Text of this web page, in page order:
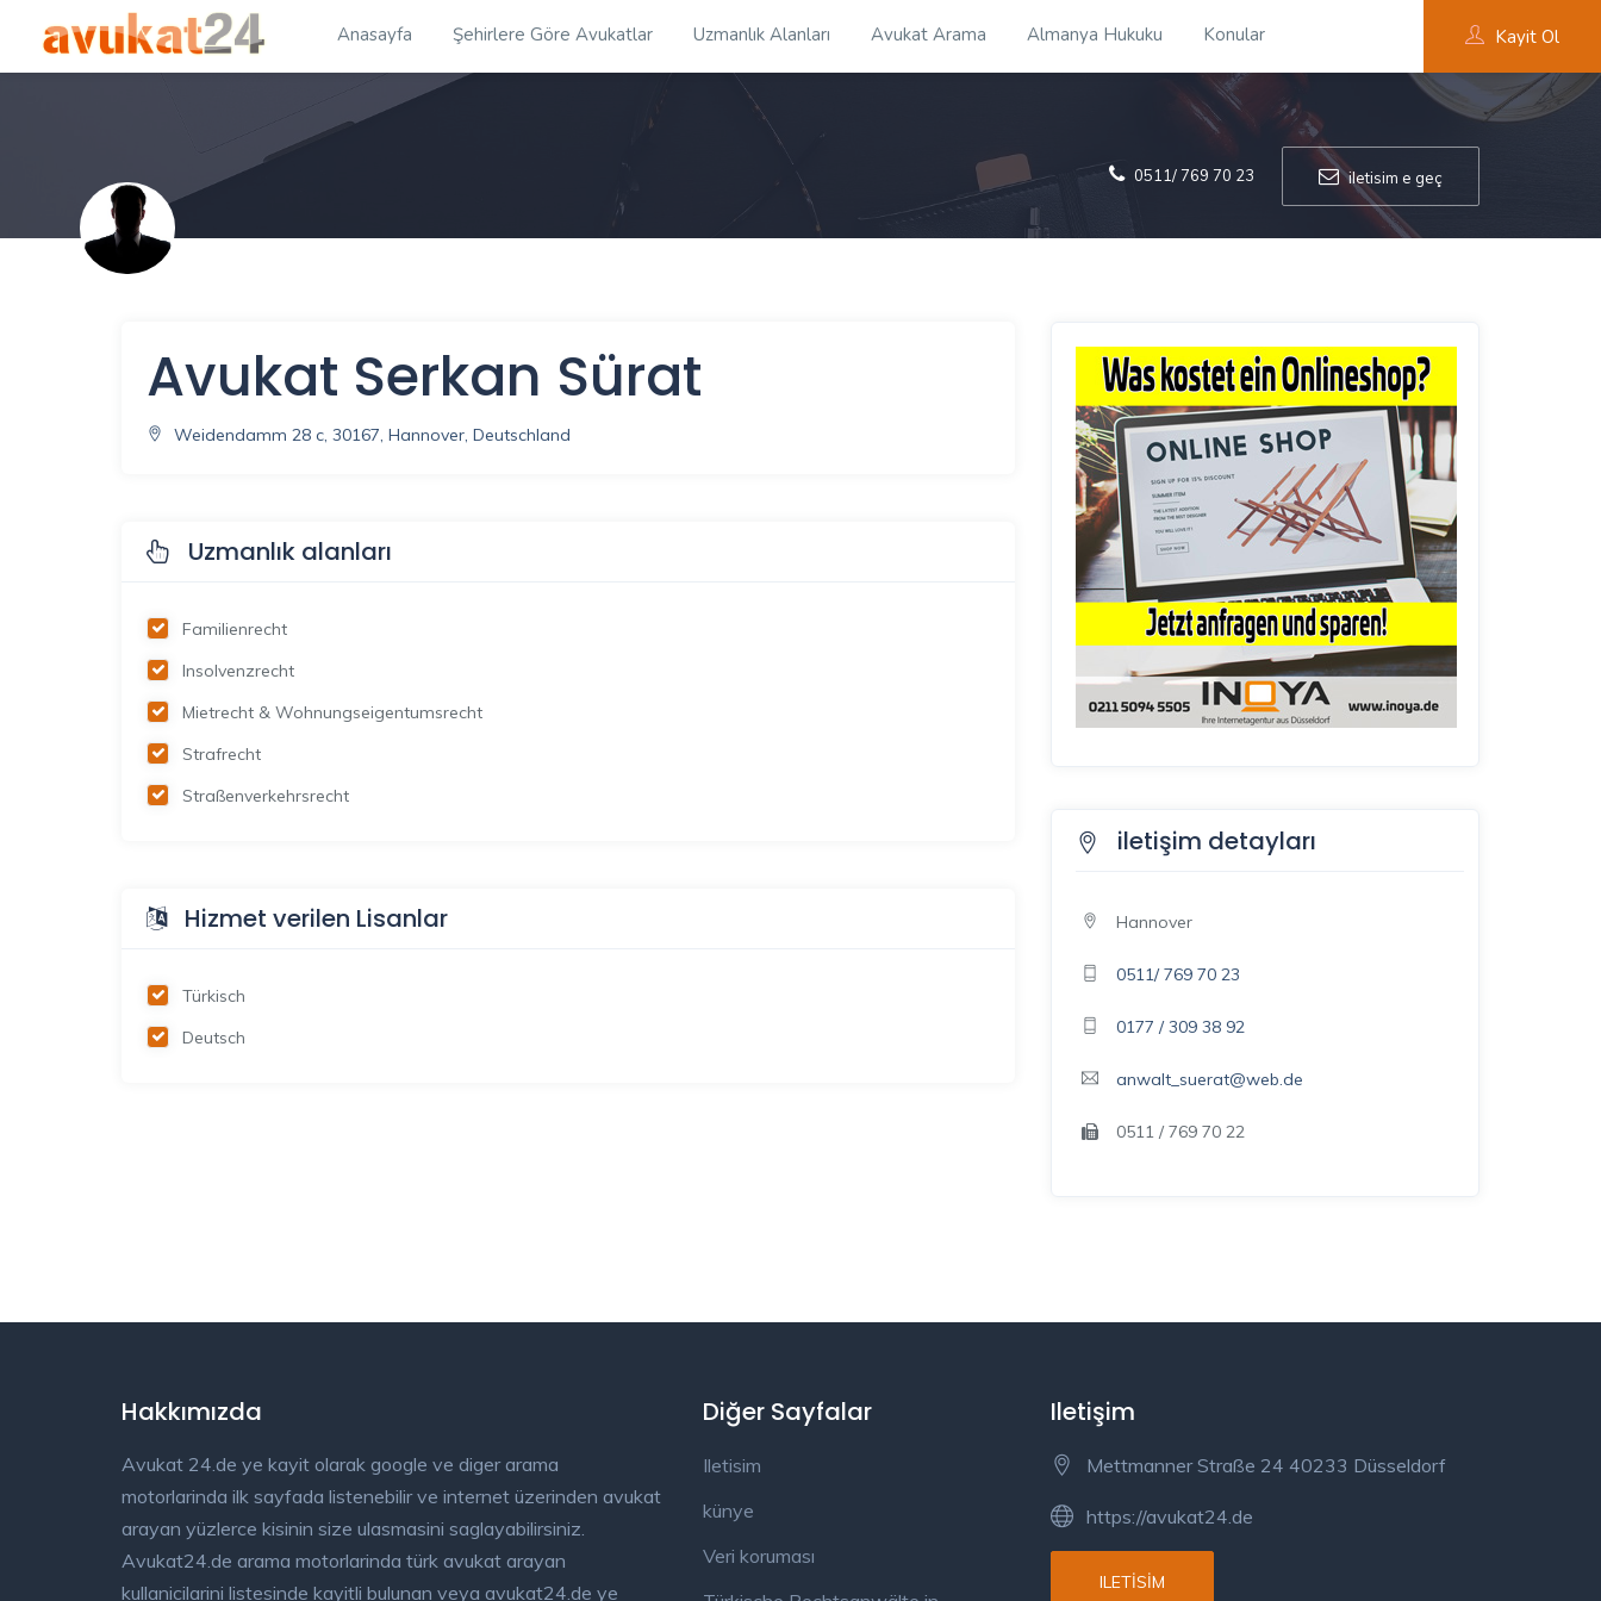
Anasayfa Şehirlere Göre Avukatlar Uzmanlık Alanları Avukat Arama Almanya Hukuku Konular Kayit Ol
0511/ 769 70 23 iletisim e geç
Avukat Serkan Sürat
Weidendamm 28 c, 30167, Hannover, Deutschland
Uzmanlık alanları
Familienrecht
Insolvenzrecht
Mietrecht & Wohnungseigentumsrecht
Strafrecht
Straßenverkehrsrecht
Hizmet verilen Lisanlar
Türkisch
Deutsch
iletişim detayları
Hannover
0511/ 769 70 23
0177 / 309 38 92
anwalt_suerat@web.de
0511 / 769 70 22
Hakkımızda
Avukat 24.de ye kayit olarak google ve diger arama
motorlarinda ilk sayfada listenebilir ve internet üzerinden avukat
arayan yüzlerce kisinin size ulasmasini saglayabilirsiniz.
Avukat24.de arama motorlarinda türk avukat arayan
kullanicilarini listesinde kayitli bulunan veya avukat24.de ye
Diğer Sayfalar
Iletisim
künye
Veri koruması
Iletişim
Mettmanner Straße 24 40233 Düsseldorf
https://avukat24.de
ILETISIM